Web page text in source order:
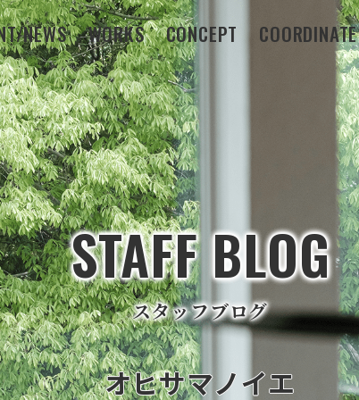
NEWS WORKS CONCEPT COORDINATE
オヒサマノイエ
STAFF BLOG
スタッフブログ